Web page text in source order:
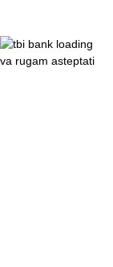
va rugam asteptati